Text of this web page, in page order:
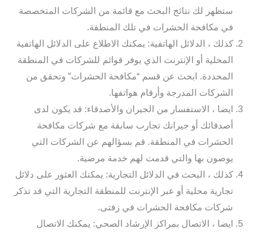
ستظهر لك نتائج البحث مع قائمة من الشركات المتخصصة
في مكافحة الحشرات في تلك المنطقة.
كذلك ، الدلائل الهاتفية: يمكنك الاطلاع على الدلائل الهاتفية
المحلية أو الإنترنت الذي يوفر قوائم للشركات في المنطقة
المحددة. ابحث عن قسم “مكافحة الحشرات” وتحقق من
الشركات المدرجة وأرقام هواتفها.
ايضا ، الاستفسار من الجيران والأصدقاء: قد يكون لدى
أصدقائك أو جيرانك تجارب سابقة مع شركات مكافحة
الحشرات في المنطقة. قم بسؤالهم عن الشركات التي
يوصون بها والتي قدمت لهم خدمة مرضية.
كذلك ، البحث في الدلائل التجارية: يمكنك العثور على دلائل
تجارية محلية أو عبر الإنترنت للمنطقة التجارية التي قد تذكر
شركات مكافحة الحشرات في زفتى.
ايضا ، الاتصال بمراكز الإرشاد الصحي: يمكنك الاتصال